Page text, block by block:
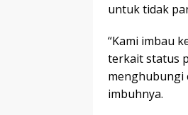
untuk tidak
“Kami imbau
terkait status
menghubungi
imbuhnya.